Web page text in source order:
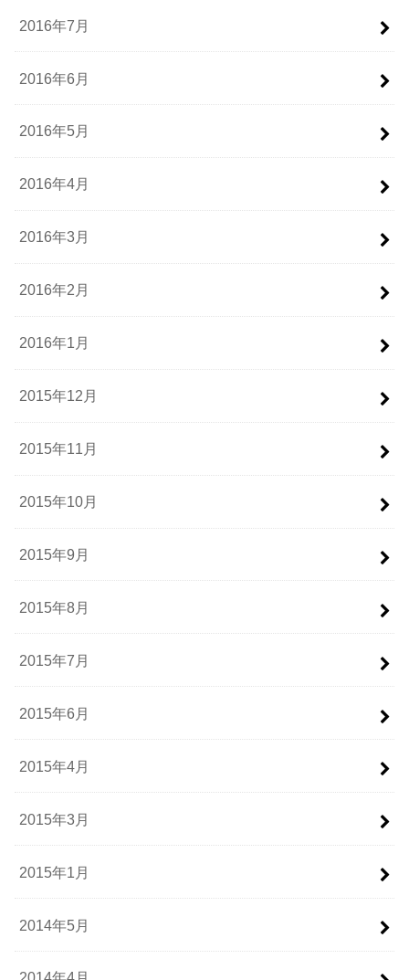
2016年7月
2016年6月
2016年5月
2016年4月
2016年3月
2016年2月
2016年1月
2015年12月
2015年11月
2015年10月
2015年9月
2015年8月
2015年7月
2015年6月
2015年4月
2015年3月
2015年1月
2014年5月